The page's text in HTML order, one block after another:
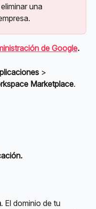
una
de Google.
>
Marketplace.
. El dominio de tu